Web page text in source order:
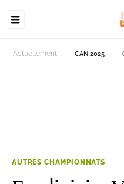
Actuellement CAN 2025
AUTRES CHAMPIONNATS